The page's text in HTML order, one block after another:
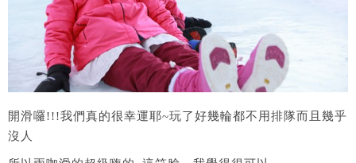
開滑囉!!!我們真的很幸運耶~玩了好幾輪都不用排隊而且幾乎
沒人